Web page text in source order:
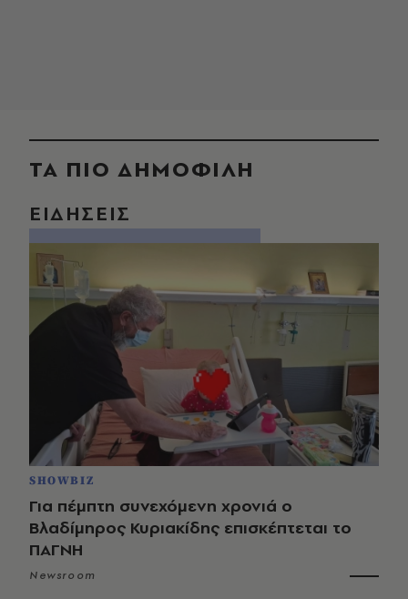
ΤΑ ΠΙΟ ΔΗΜΟΦΙΛΗ
ΕΙΔΗΣΕΙΣ
SHOWBIZ
Για πέμπτη συνεχόμενη χρονιά ο
Βλαδίμηρος Κυριακίδης επισκέπτεται το
ΠΑΓΝΗ
Newsroom